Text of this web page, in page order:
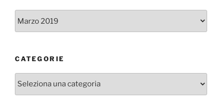
CATEGORIE
Categorie